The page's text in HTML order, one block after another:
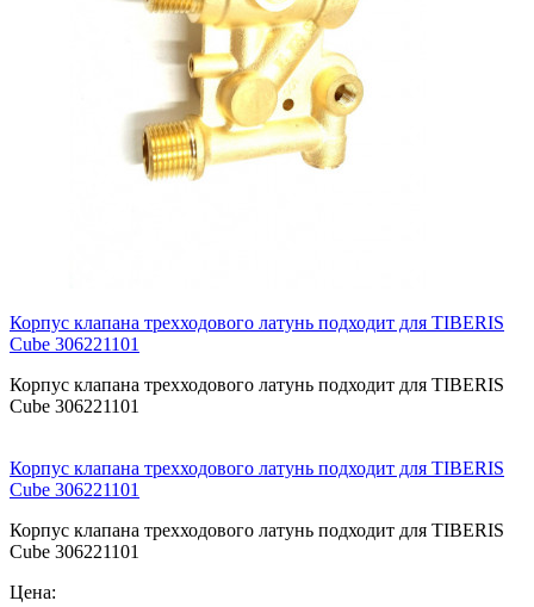
Корпус клапана трехходового латунь подходит для TIBERIS
Cube 306221101
Корпус клапана трехходового латунь подходит для TIBERIS
Cube 306221101
Корпус клапана трехходового латунь подходит для TIBERIS
Cube 306221101
Корпус клапана трехходового латунь подходит для TIBERIS
Cube 306221101
Цена: